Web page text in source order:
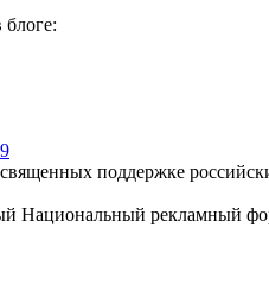
блоге:
поддержке
Национальный рекламный